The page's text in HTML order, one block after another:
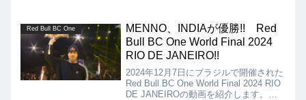
た。
Red Bull BC One
MENNO、INDIAが優勝!! Red
Bull BC One World Final 2024
RIO DE JANEIRO!!
2024年12月7日にブラジルで開催された
Red Bull BC One World Final 2024 RIO
DE JANEIROの動画を紹介します。